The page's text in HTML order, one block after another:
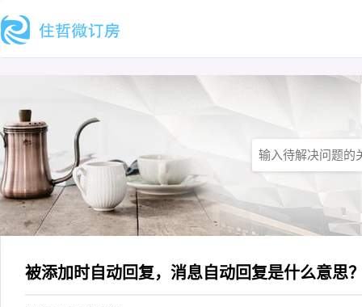
被添加时自动回复，消息自动回复是什么意思